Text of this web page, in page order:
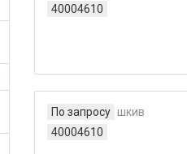
40004610
По запросу
40004610